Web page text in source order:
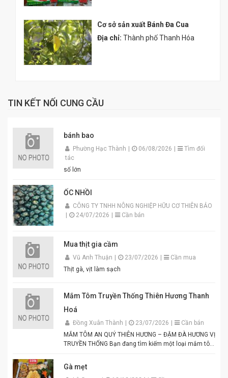
Cơ sở sản xuất Bánh Đa Cua
Địa chỉ: Thành phố Thanh Hóa
TIN KẾT NỐI CUNG CẦU
bánh bao
Phường Hạc Thành 06/08/2026
Tìm đối
tác
số lớn
ỐC NHỒI
CÔNG TY TNHH NÔNG NGHIỆP HỮU CƠ THIÊN BẢO
24/07/2026 Cần bán
Mua thịt gia cầm
Vũ Anh Thuận 23/07/2026
Cần mua
Thịt gà, vịt làm sạch
Mắm Tôm Truyền Thống Thiên Hương Thanh
Hoá
Đồng Xuân Thành 23/07/2026
Cần bán
MẮM TÔM AN QUÝ THIÊN HƯƠNG – ĐẬM ĐÀ HƯƠNG VỊ
TRUYỀN THỐNG Bạn đang tìm kiếm một loại mắm tôm
Mắm tôm An Quý Thiên Hương chính là lựa chọn hoàn
hảo cho mọi gia đình Việt. Được sản xuất từ tôm tươi
Gà mẹt